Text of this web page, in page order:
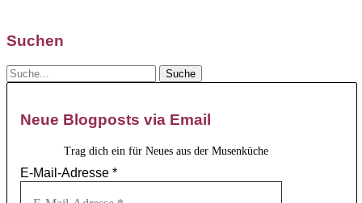
Suchen
Neue Blogposts via Email
Trag dich ein für Neues aus der Musenküche
E-Mail-Adresse *